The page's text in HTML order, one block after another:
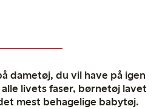
dametøj, du vil have på igen
livets faser, børnetøj lavet
mest behagelige babytøj.